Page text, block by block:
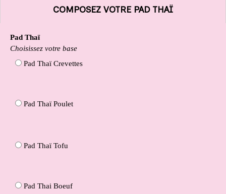
COMPOSEZ VOTRE PAD THAÏ
Pad Thaï
Choisissez votre base
Pad Thaï Crevettes
Pad Thaï Poulet
Pad Thaï Tofu
Pad Thai Boeuf